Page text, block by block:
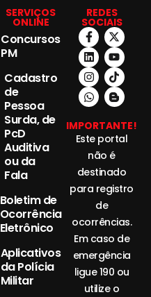
SERVIÇOS
ONLINE
Concursos
PM
Cadastro
de
Pessoa
Surda, de
PcD
Auditiva
ou da
Fala
Boletim de
Ocorrência
Eletrônico
Aplicativos
da Polícia
Militar
REDES
SOCIAIS
IMPORTANTE!
Este portal
não é
destinado
para registro
de
ocorrências.
Em caso de
emergência
ligue 190 ou
utilize o